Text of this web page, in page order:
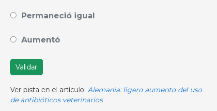
Permaneció igual
Aumentó
Validar
Ver pista en el artículo: Alemania: ligero aumento del uso
de antibióticos veterinarios